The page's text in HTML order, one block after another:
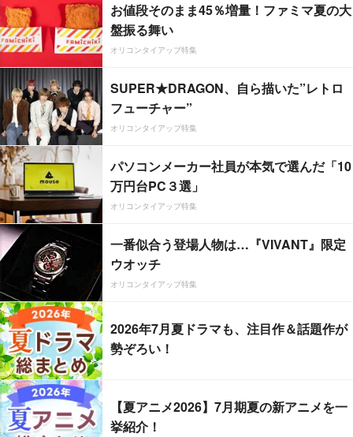
お値段そのまま45％増量！ファミマ夏の大
盤振る舞い
オリコンタイアップ特集
SUPER★DRAGON、自ら描いた”レトロ
フューチャー”
オリコンタイアップ特集
パソコンメーカー社員が本気で選んだ「10
万円台PC３選」
オリコンタイアップ特集
一番似合う登場人物は…『VIVANT』限定
ウオッチ
オリコンタイアップ特集
2026年7月夏ドラマも、注目作＆話題作が
勢ぞろい！
【夏アニメ2026】7月期夏の新アニメを一
挙紹介！